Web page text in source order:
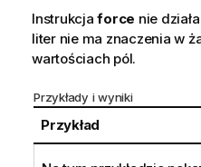
Instrukcjaforce nie
liter nie ma znaczenia w
wartościach pól.
Przykłady i wyniki
Przykład